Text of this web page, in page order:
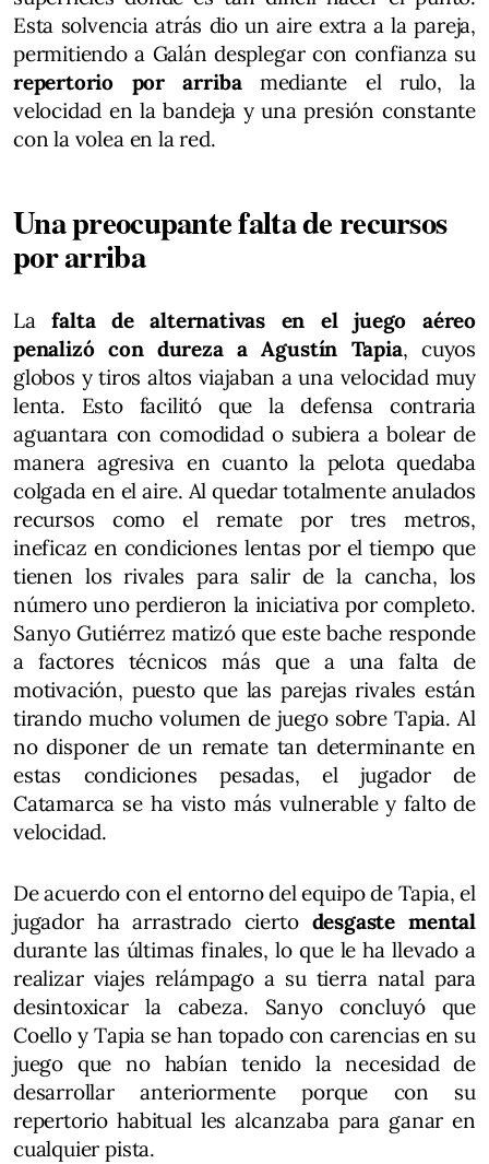
Esta solvencia atrás dio un aire extra a la pareja,
permitiendo a Galán desplegar con confianza su
repertorio por arribamediante el rulo, la
velocidad en la bandeja y una presión constante
con la volea en la red.
Una preocupante falta de recursos
por arriba
Lafalta de alternativas en el juego aéreo
penalizó con dureza a Agustín Tapia, cuyos
globos y tiros altos viajaban a una velocidad muy
lenta. Esto facilitó que la defensa contraria
aguantara con comodidad o subiera a bolear de
manera agresiva en cuanto la pelota quedaba
colgada en el aire. Al quedar totalmente anulados
recursos como el remate por tres metros,
ineficaz en condiciones lentas por el tiempo que
tienen los rivales para salir de la cancha, los
número uno perdieron la iniciativa por completo.
Sanyo Gutiérrez matizó que este bache responde
a factores técnicos más que a una falta de
motivación, puesto que las parejas rivales están
tirando mucho volumen de juego sobre Tapia. Al
no disponer de un remate tan determinante en
estas condiciones pesadas, el jugador de
Catamarca se ha visto más vulnerable y falto de
velocidad.
De acuerdo con el entorno del equipo de Tapia, el
jugador ha arrastrado cierto desgaste mental
durante las últimas finales, lo que le ha llevado a
realizar viajes relámpago a su tierra natal para
desintoxicar la cabeza. Sanyo concluyó que
Coello y Tapia se han topado con carencias en su
juego que no habían tenido la necesidad de
desarrollar anteriormente porque con su
repertorio habitual les alcanzaba para ganar en
cualquier pista.